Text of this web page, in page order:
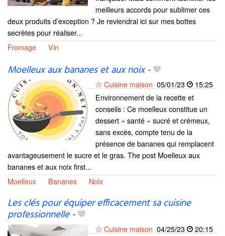
meilleurs accords pour sublimer ces
deux produits d’exception ? Je reviendrai ici sur mes bottes
secrètes pour réaliser...
Fromage
Vin
Moelleux aux bananes et aux noix-
Cuisine maison 05/01/23
15:25
Environnement de la recette et
conseils : Ce moelleux constitue un
dessert « santé » sucré et crémeux,
sans excès, compte tenu de la
présence de bananes qui remplacent
avantageusement le sucre et le gras. The post Moelleux aux
bananes et aux noix first...
Moelleux
Bananes Noix
Les clés pour équiper efficacement sa cuisine
professionnelle-
Cuisine maison 04/25/23
20:15